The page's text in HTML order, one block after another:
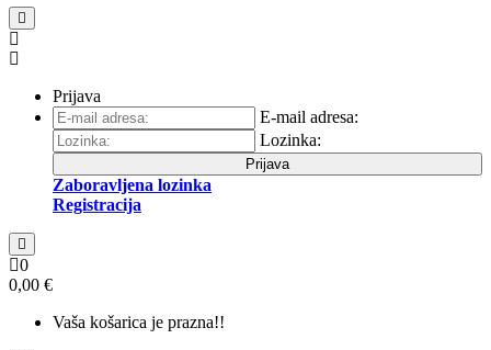
Prijava
E-mail adresa:
Lozinka:
Prijava
Zaboravljena lozinka
Registracija
0
0,00 €
Vaša košarica je prazna!!